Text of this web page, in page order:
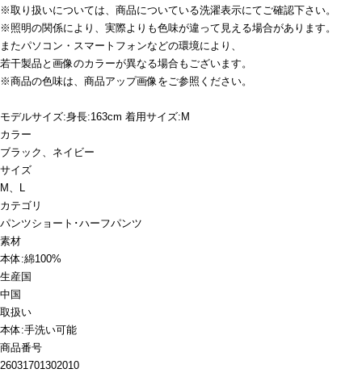
※取り扱いについては、商品についている洗濯表示にてご確認下さい。
※照明の関係により、実際よりも色味が違って見える場合があります。
またパソコン・スマートフォンなどの環境により、
若干製品と画像のカラーが異なる場合もございます。
※商品の色味は、商品アップ画像をご参照ください。
モデルサイズ:身長:163cm 着用サイズ:M
カラー
ブラック、ネイビー
サイズ
M、L
カテゴリ
パンツショート･ハーフパンツ
素材
本体:綿100%
生産国
中国
取扱い
本体:手洗い可能
商品番号
26031701302010